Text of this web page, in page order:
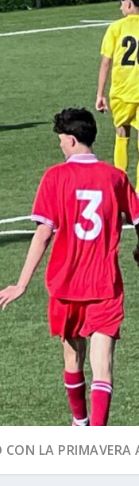
CON LA PRIMAVERA